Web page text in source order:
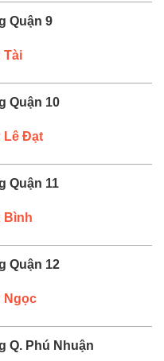
Quận 9
Tài
Quận 10
Lê Đạt
Quận 11
Bình
Quận 12
Ngọc
Q. Phú Nhuận